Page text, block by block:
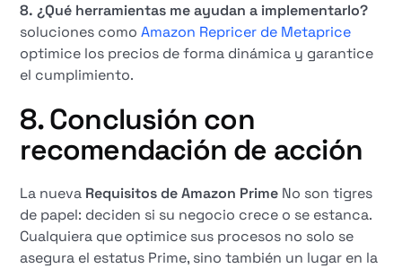
8. ¿Qué herramientas me ayudan a implementarlo?
soluciones comoAmazon Repricer de Metaprice
optimice los precios de forma dinámica y garantice
el cumplimiento.
8. Conclusión con
recomendación de acción
La nueva Requisitos de Amazon Prime No son tigres
de papel: deciden si su negocio crece o se estanca.
Cualquiera que optimice sus procesos no solo se
asegura el estatus Prime, sino también un lugar en la